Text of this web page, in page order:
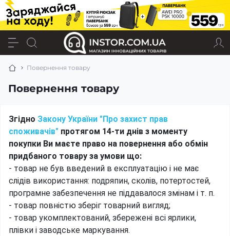
Повернення товару
Повернення товару
Згідно Закону України "Про захист прав
споживачів" протягом 14-ти днів з моменту
покупки Ви маєте право на повернення або обмін
придбаного товару за умови що:
- товар не був введений в експлуатацію і не має
слідів використання: подряпин, сколів, потертостей,
програмне забезпечення не піддавалося змінам і т. п.
- товар повністю зберіг товарний вигляд;
- товар укомплектований, збережені всі ярлики,
плівки і заводське маркування.